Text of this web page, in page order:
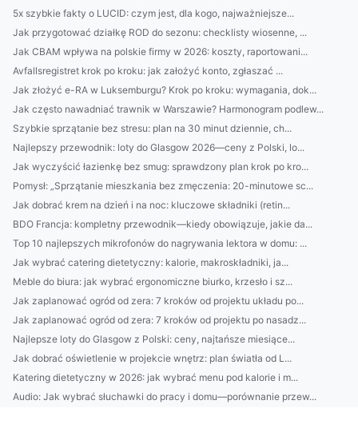
5x szybkie fakty o LUCID: czym jest, dla kogo, najważniejsze...
Jak przygotować działkę ROD do sezonu: checklisty wiosenne, ...
Jak CBAM wpływa na polskie firmy w 2026: koszty, raportowani...
Avfallsregistret krok po kroku: jak założyć konto, zgłaszać ...
Jak złożyć e-RA w Luksemburgu? Krok po kroku: wymagania, dok...
Jak często nawadniać trawnik w Warszawie? Harmonogram podlew...
Szybkie sprzątanie bez stresu: plan na 30 minut dziennie, ch...
Najlepszy przewodnik: loty do Glasgow 2026—ceny z Polski, lo...
Jak wyczyścić łazienkę bez smug: sprawdzony plan krok po kro...
Pomysł: „Sprzątanie mieszkania bez zmęczenia: 20-minutowe sc...
Jak dobrać krem na dzień i na noc: kluczowe składniki (retin...
BDO Francja: kompletny przewodnik—kiedy obowiązuje, jakie da...
Top 10 najlepszych mikrofonów do nagrywania lektora w domu: ...
Jak wybrać catering dietetyczny: kalorie, makroskładniki, ja...
Meble do biura: jak wybrać ergonomiczne biurko, krzesło i sz...
Jak zaplanować ogród od zera: 7 kroków od projektu układu po...
Jak zaplanować ogród od zera: 7 kroków od projektu po nasadz...
Najlepsze loty do Glasgow z Polski: ceny, najtańsze miesiące...
Jak dobrać oświetlenie w projekcie wnętrz: plan światła od L...
Katering dietetyczny w 2026: jak wybrać menu pod kalorie i m...
Audio: Jak wybrać słuchawki do pracy i domu—porównanie przew...